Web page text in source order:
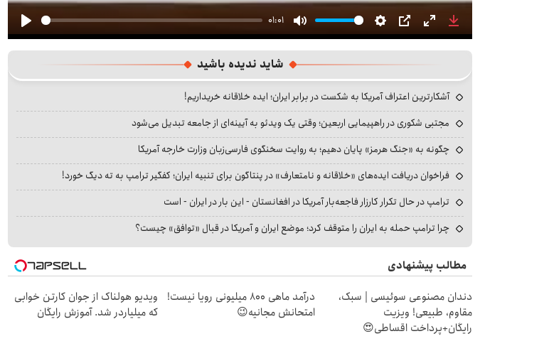
Play
01:01
Mute Settings
PIP Enter
fullscreen
Download
شاید ندیده باشید
آشکارترین اعتراف آمریکا به شکست در برابر ایران؛ ایده خلاقانه خریداریم!
مجتبی شکوری در راهپیمایی اربعین؛ وقتی یک ویدئو به آیینه‌ای از جامعه تبدیل می‌شود
چگونه به «جنگ هرمز» پایان دهیم؛ به روایت سخنگوی فارسی‌زبان وزارت خارجه آمریکا
فراخوان دریافت ایده‌های «خلاقانه و نامتعارف» در پنتاگون برای تنبیه ایران؛ کفگیر ترامپ به ته دیگ خورد!
ترامپ در حال تکرار کارزار فاجعه‌بار آمریکا در افغانستان - این بار در ایران - است
چرا ترامپ حمله به ایران را متوقف کرد؛ موضع ایران و آمریکا در قبال «توافق» چیست؟
مطالب پیشنهادی
دندان مصنوعی سوئیسی | سبک،
مقاوم، طبیعی! ویزیت
رایگان+پرداخت اقساطی😍
درآمد ماهی 800 میلیونی رویا نیست!
امتحانش مجانیه😉
ویدیو هولناک از جوان کارتن خوابی
که میلیاردر شد. آموزش رایگان